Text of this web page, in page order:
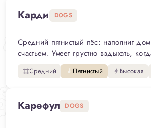
Карди DOGS
Средний пятнистый пёс: наполнит
счастьем. Умеет грустно вздыхать,
Средний Пятнистый Высокая
Карефул DOGS